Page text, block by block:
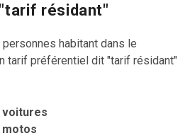
résidant"
habitant dans le
tarif préférentiel dit "tarif résidant"
voitures
motos